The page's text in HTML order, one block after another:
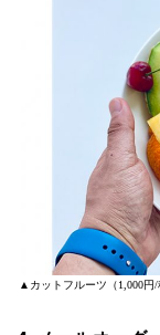
▲カットフルーツ（1,000円